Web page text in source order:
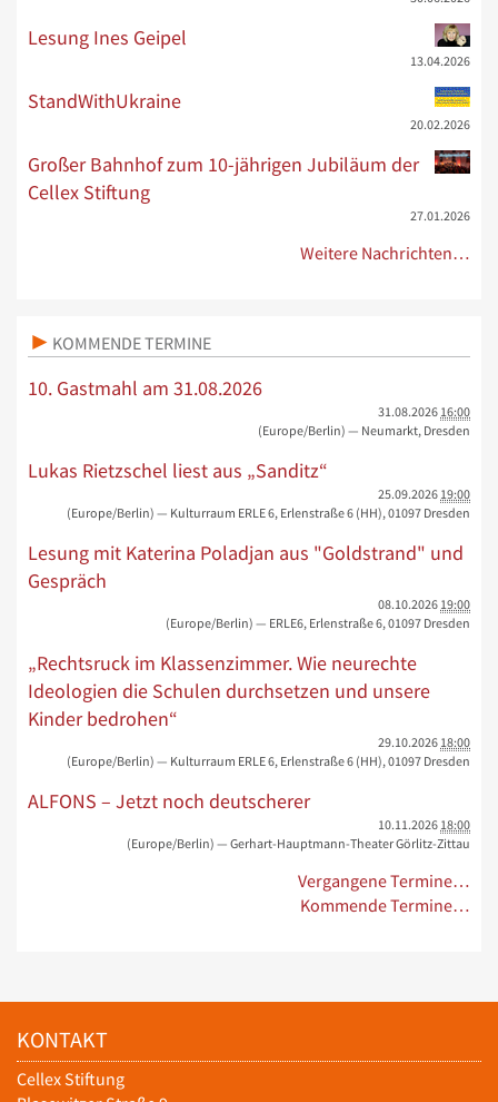
Lesung Ines Geipel
13.04.2026
StandWithUkraine
20.02.2026
Großer Bahnhof zum 10-jährigen Jubiläum der
Cellex Stiftung
27.01.2026
Weitere Nachrichten…
KOMMENDE TERMINE
10. Gastmahl am 31.08.2026
31.08.2026 16:00
(Europe/Berlin) — Neumarkt, Dresden
Lukas Rietzschel liest aus „Sanditz“
25.09.2026 19:00
(Europe/Berlin) — Kulturraum ERLE 6, Erlenstraße 6 (HH), 01097 Dresden
Lesung mit Katerina Poladjan aus "Goldstrand" und
Gespräch
08.10.2026 19:00
(Europe/Berlin) — ERLE6, Erlenstraße 6, 01097 Dresden
„Rechtsruck im Klassenzimmer. Wie neurechte
Ideologien die Schulen durchsetzen und unsere
Kinder bedrohen“
29.10.2026 18:00
(Europe/Berlin) — Kulturraum ERLE 6, Erlenstraße 6 (HH), 01097 Dresden
ALFONS – Jetzt noch deutscherer
10.11.2026 18:00
(Europe/Berlin) — Gerhart-Hauptmann-Theater Görlitz-Zittau
Vergangene Termine…
Kommende Termine…
KONTAKT
Cellex Stiftung